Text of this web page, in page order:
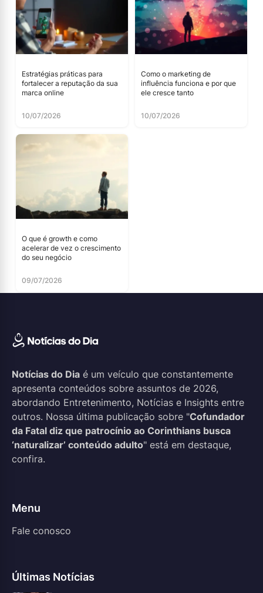
Estratégias práticas para
fortalecer a reputação da sua
marca online
10/07/2026
Como o marketing de
influência funciona e por que
ele cresce tanto
10/07/2026
O que é growth e como
acelerar de vez o crescimento
do seu negócio
09/07/2026
Notícias do Dia é um veículo que constantemente
apresenta conteúdos sobre assuntos de 2026,
abordando Entretenimento, Notícias e Insights entre
outros. Nossa última publicação sobre "Cofundador
da Fatal diz que patrocínio ao Corinthians busca
‘naturalizar’ conteúdo adulto" está em destaque,
confira.
Menu
Fale conosco
Últimas Notícias